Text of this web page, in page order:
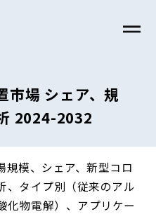
市場 シェア、規
2024-2032
規模、シェア、新型コロ
、タイプ別（従来のアル
化物電解）、アプリケー